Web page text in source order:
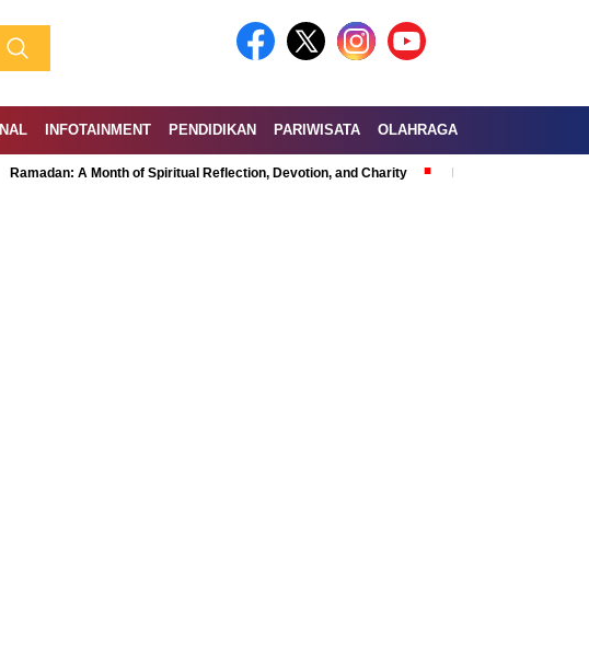
INFOTAINMENT PENDIDIKAN PARIWISATA OLAHRAGA
A Month of Spiritual Reflection, Devotion, and Charity Exploring the Nutritional